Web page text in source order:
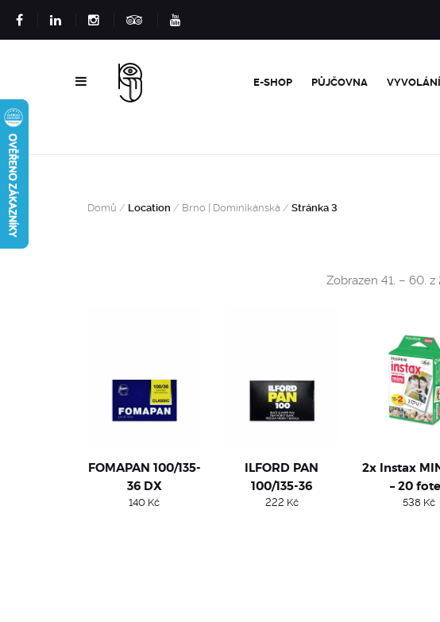
E-SHOP PŮJČOVNA
Domů / Location / Brno | Dominikánská / Stránka 3
Zobrazen 41. – 60.
FOMAPAN 100/135-
36 DX
140 Kč
ILFORD PAN
100/135-36
222 Kč
2x Instax
– 20
538 Kč